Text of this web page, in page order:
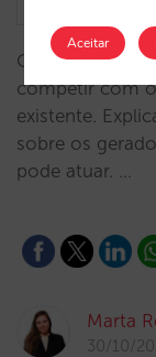
Os hotéis não
competir com
existente.
sobre os
pode atuar. …
Marta
30/10/
Aceitar